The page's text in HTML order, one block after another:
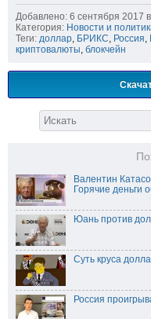
Добавлено: 6 сентября 2017
Категория: Новости и
Теги: доллар, БРИКС, Россия,
криптовалюты, блокчейн
Валентин
Горячие деньги
Юань против
Суть круса
Россия